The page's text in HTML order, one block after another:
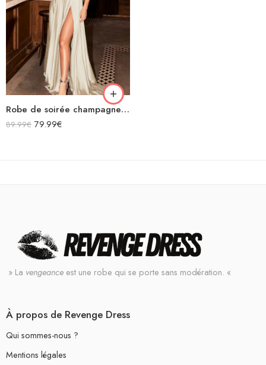
Robe de soirée champagne en satin fluide col bénitier bretelles longue fendue
89.99€ 79.99€
» La vengeance est une robe qui se porte sans modération. «
À propos de Revenge Dress
Qui sommes-nous ?
Mentions légales